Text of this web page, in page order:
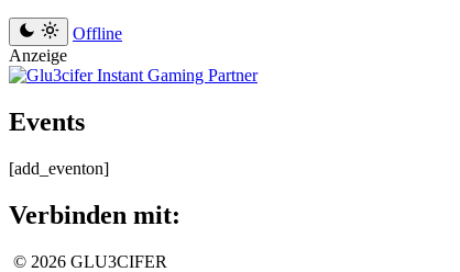
Offline
Anzeige
Events
[add_eventon]
Verbinden mit:
© 2026 GLU3CIFER